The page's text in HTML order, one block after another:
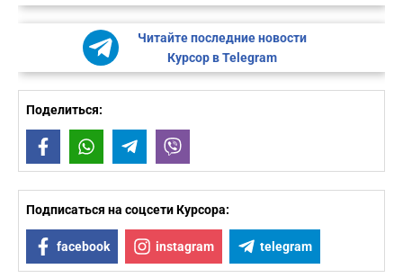
Читайте последние новости
Курсор в Telegram
Поделиться:
FacebookWhatsAppTelegram
Подписаться на соцсети Курсора:
facebook instagram telegram